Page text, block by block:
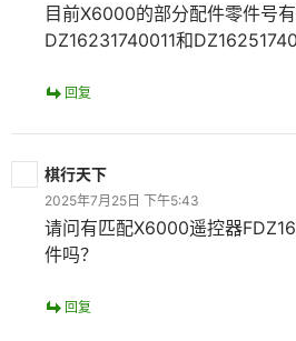
目前X6000的部分配件零件号
DZ16231740011和
回复
棋行天下
2025年7月25日 下午5:43
请问有匹配X6000遥控器
件吗？
回复